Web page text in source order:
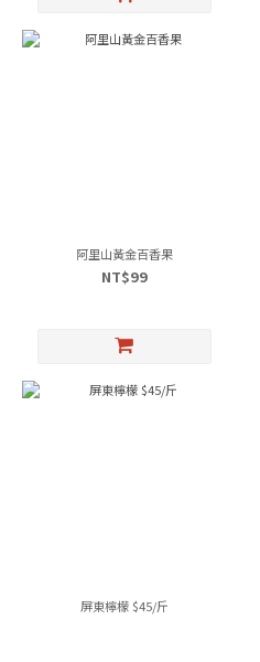
阿里山黃金百香果
NT$99
屏東檸檬 $45/斤